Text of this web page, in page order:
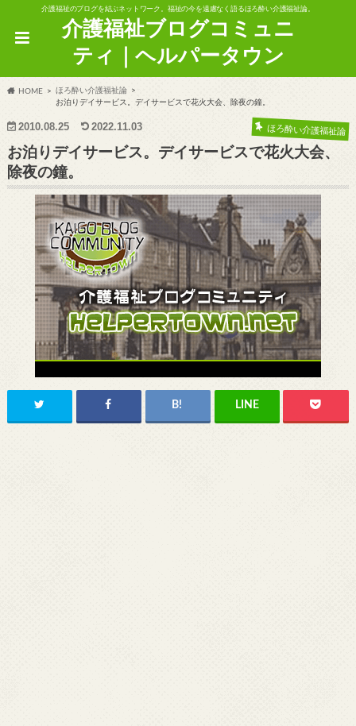
介護福祉のブログを結ぶネットワーク。福祉の今を遠慮なく語るほろ酔い介護福祉論。
介護福祉ブログコミュニ
ティ｜ヘルパータウン
HOME
ほろ酔い介護福祉論
お泊りデイサービス。デイサービスで花火大会、除夜の鐘。
2010.08.25 2022.11.03 ほろ酔い介護福祉論
お泊りデイサービス。デイサービスで花火大会、
除夜の鐘。